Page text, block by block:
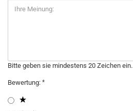
Bitte geben sie mindestens 20 Zeichen ein.
Bewertung: